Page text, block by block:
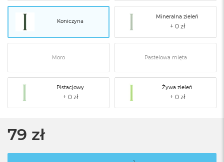
Koniczyna
Mineralna zieleń
Moro Pastelowa mięta
Pistacjowy Żywa zieleń
79 zł